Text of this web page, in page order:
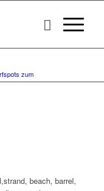
zum
beach, barrel,